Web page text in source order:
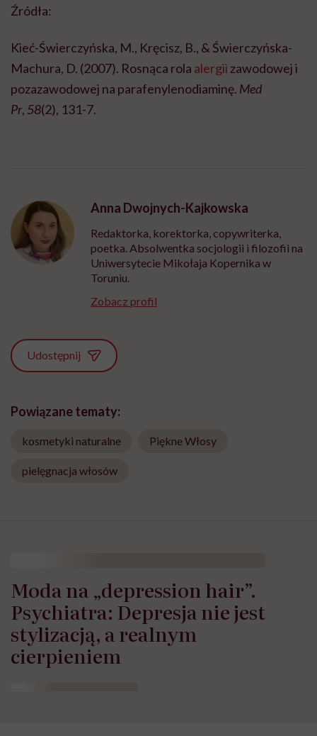
Źródła:
Kieć-Świerczyńska, M., Kręcisz, B., & Świerczyńska-
Machura, D. (2007). Rosnąca rola alergii zawodowej i
pozazawodowej na parafenylenodiaminę. Med
Pr, 58(2), 131-7.
Anna Dwojnych-Kajkowska
Redaktorka, korektorka, copywriterka,
poetka. Absolwentka socjologii i filozofii na
Uniwersytecie Mikołaja Kopernika w
Toruniu.
Zobacz profil
Udostępnij
Powiązane tematy:
kosmetyki naturalne Piękne Włosy
pielęgnacja włosów
Moda na „depression hair”.
Psychiatra: Depresja nie jest
stylizacją, a realnym
cierpieniem